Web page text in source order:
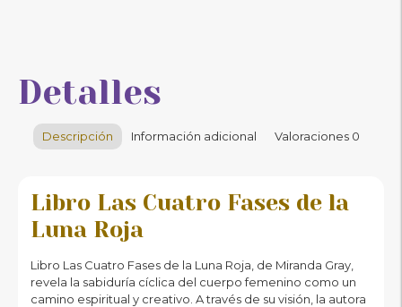
Detalles
Descripción Información adicional Valoraciones 0
Libro Las Cuatro Fases de la
Luna Roja
Libro Las Cuatro Fases de la Luna Roja, de Miranda Gray,
revela la sabiduría cíclica del cuerpo femenino como un
camino espiritual y creativo. A través de su visión, la autora